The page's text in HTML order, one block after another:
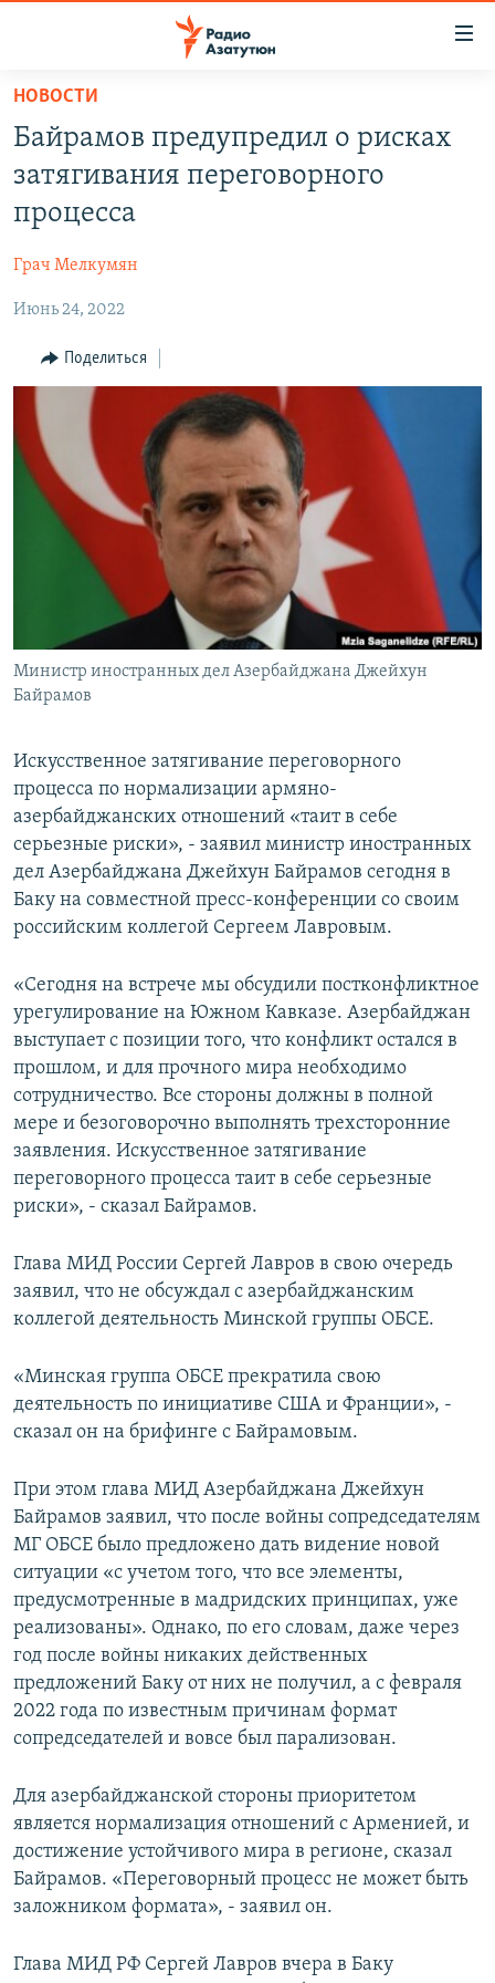
Перейти
основному
содержанию
основной
навигации
Перейти
поиску
НОВОСТИ
ЭКОНОМИКА
РЕГИОН
НАГОРНЫЙ КАРАБАХ
КУЛЬТУРА
СПОРТ
АРХИВ
Հայերեն
Все сайты Радио Азатутюн
НОВОСТИ
Байрамов предупредил о рисках
затягивания переговорного
процесса
Грач Мелкумян
Июнь 24, 2022
Поделиться
Министр иностранных дел Азербайджана Джейхун
Байрамов
Искусственное затягивание переговорного
процесса по нормализации армяно-
азербайджанских отношений «таит в себе
серьезные риски», - заявил министр иностранных
дел Азербайджана Джейхун Байрамов сегодня в
Баку на совместной пресс-конференции со своим
российским коллегой Сергеем Лавровым.
«Сегодня на встрече мы обсудили постконфликтное
урегулирование на Южном Кавказе. Азербайджан
выступает с позиции того, что конфликт остался в
прошлом, и для прочного мира необходимо
сотрудничество. Все стороны должны в полной
мере и безоговорочно выполнять трехсторонние
заявления. Искусственное затягивание
переговорного процесса таит в себе серьезные
риски», - сказал Байрамов.
Глава МИД России Сергей Лавров в свою очередь
заявил, что не обсуждал с азербайджанским
коллегой деятельность Минской группы ОБСЕ.
«Минская группа ОБСЕ прекратила свою
деятельность по инициативе США и Франции», -
сказал он на брифинге с Байрамовым.
При этом глава МИД Азербайджана Джейхун
Байрамов заявил, что после войны сопредседателям
МГ ОБСЕ было предложено дать видение новой
ситуации «с учетом того, что все элементы,
предусмотренные в мадридских принципах, уже
реализованы». Однако, по его словам, даже через
год после войны никаких действенных
предложений Баку от них не получил, а с февраля
2022 года по известным причинам формат
сопредседателей и вовсе был парализован.
Для азербайджанской стороны приоритетом
является нормализация отношений с Арменией, и
достижение устойчивого мира в регионе, сказал
Байрамов. «Переговорный процесс не может быть
заложником формата», - заявил он.
Глава МИД РФ Сергей Лавров вчера в Баку